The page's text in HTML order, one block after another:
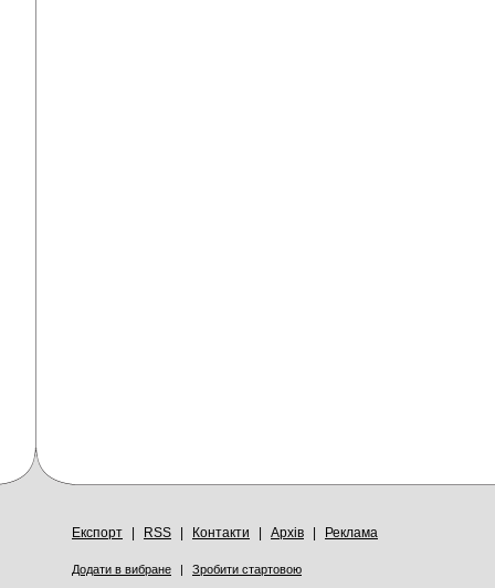
Експорт RSS Контакти Архів Реклама
Додати в вибране | Зробити стартовою